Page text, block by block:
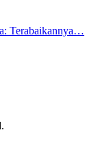
Terabaikannya…